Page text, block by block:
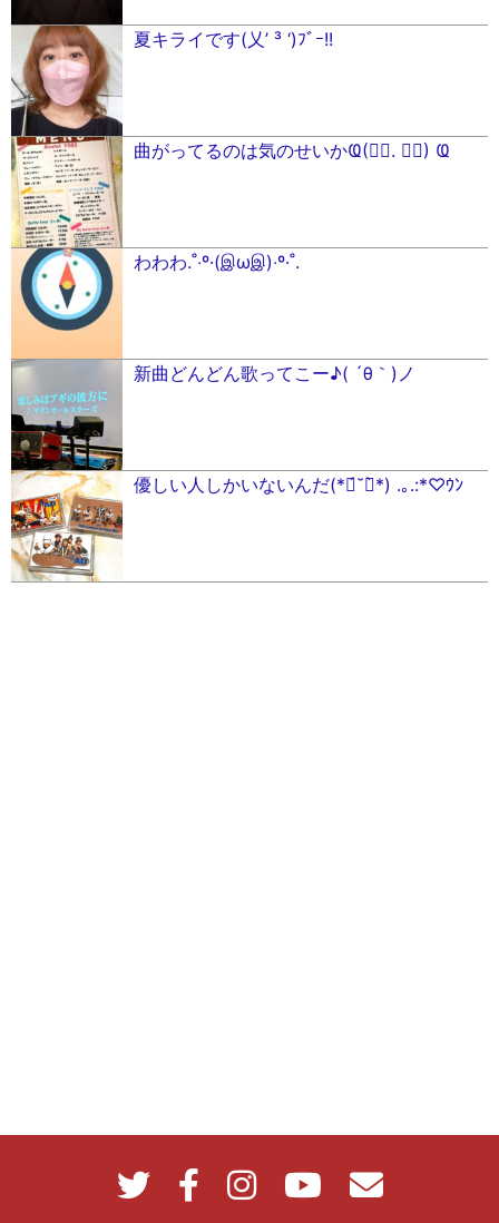
夏キライです(乂’ ³ ‘)ﾌﾞｰ!!
曲がってるのは気のせいかҨ(⊚⃝. ⊚⃝) Ҩ
わわわ.˚‧º·(இωஇ)‧º·˚.
新曲どんどん歌ってこー♪( ´θ｀)ノ
優しい人しかいないんだ(*ฅ́˘ฅ̀*) .｡.:*♡ｳﾝ